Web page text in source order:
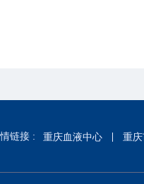
链接 : 重庆血液中心 重